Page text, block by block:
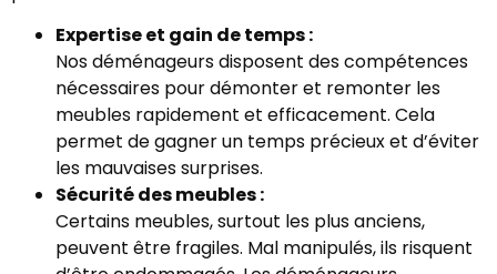
Expertise et gain de temps :
Nos déménageurs disposent des compétences
nécessaires pour démonter et remonter les
meubles rapidement et efficacement. Cela
permet de gagner un temps précieux et d’éviter
les mauvaises surprises.
Sécurité des meubles :
Certains meubles, surtout les plus anciens,
peuvent être fragiles. Mal manipulés, ils risquent